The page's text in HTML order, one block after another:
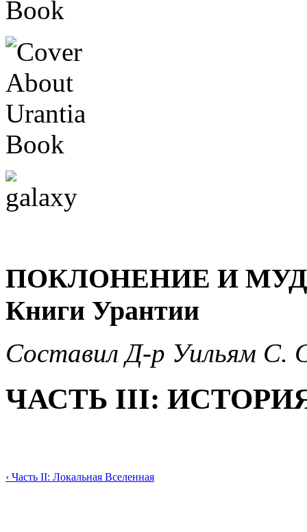
ПОКЛОНЕНИЕ И
Книги Урантии
Составил Д-р Уильям С.
ЧАСТЬ III:
‹ Часть II: Локальная Вселенная